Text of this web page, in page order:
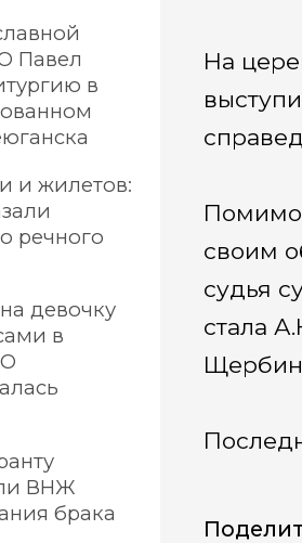
На
Помимо
своим
судья
стала
Павел
в
и жилетов:
речного
девочку
в
ВНЖ
брака